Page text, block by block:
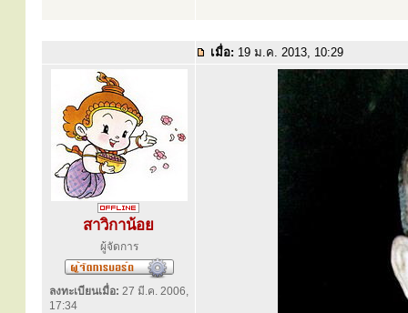
เมื่อ: 19 ม.ค. 2013, 10:29
สาวิกาน้อย
ผู้จัดการ
ลงทะเบียนเมื่อ: 27 มี.ค. 2006,
17:34